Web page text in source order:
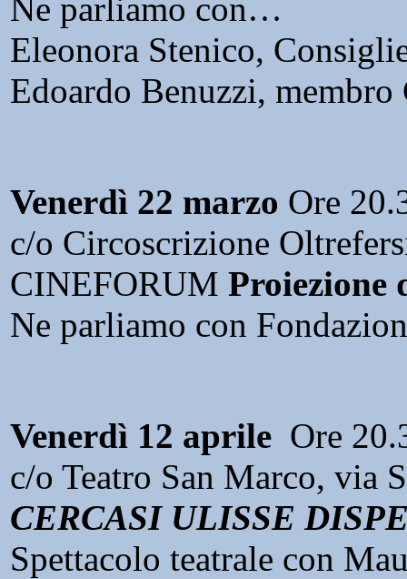
Ne parliamo con…
Eleonora Stenico,
Edoardo Benuzzi,
Venerdì 22 marzo Ore
c/o Circoscrizione
CINEFORUM
Ne parliamo con
Venerdì 12 aprile Ore
c/o Teatro San Marco, via
CERCASI ULISSE
Spettacolo teatrale con